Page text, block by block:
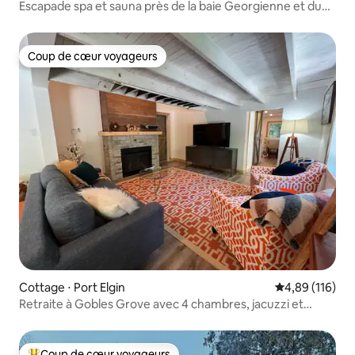
Escapade spa et sauna près de la baie Georgienne et du
Coup de cœur voyageurs
Coup de cœur voyageurs
Cottage ⋅ Port Elgin Évaluation
4,89 (116)
Retraite à Gobles Grove avec 4 chambres, jacuzzi et